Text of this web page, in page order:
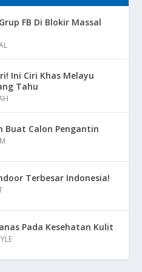
FB Di Blokir Massal
Ini Ciri Khas Melayu
Tahu
Buat Calon Pengantin
Terbesar Indonesia!
Pada Kesehatan Kulit